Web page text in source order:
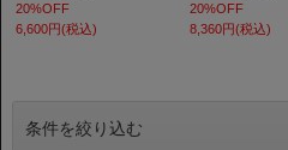
20%OFF
6,600円(税込)
20%OFF
8,360円(税込)
条件を絞り込む